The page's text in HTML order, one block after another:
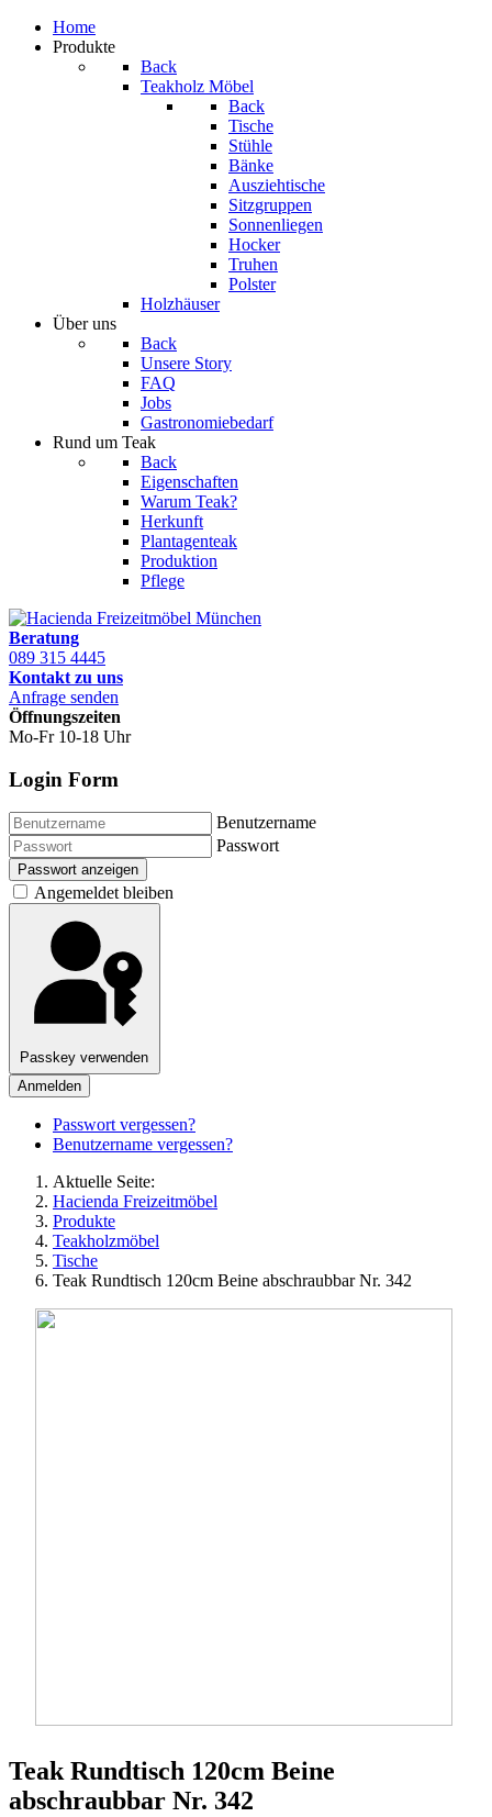
Home
Produkte
Back
Teakholz Möbel
Back
Tische
Stühle
Bänke
Ausziehtische
Sitzgruppen
Sonnenliegen
Hocker
Truhen
Polster
Holzhäuser
Über uns
Back
Unsere Story
FAQ
Jobs
Gastronomiebedarf
Rund um Teak
Back
Eigenschaften
Warum Teak?
Herkunft
Plantagenteak
Produktion
Pflege
Beratung
089 315 4445
Kontakt zu uns
Anfrage senden
Öffnungszeiten
Mo-Fr 10-18 Uhr
Login Form
Benutzername
Passwort
Passwort anzeigen
Angemeldet bleiben
Passkey verwenden
Anmelden
Passwort vergessen?
Benutzername vergessen?
Aktuelle Seite:
Hacienda Freizeitmöbel
Produkte
Teakholzmöbel
Tische
Teak Rundtisch 120cm Beine abschraubbar Nr. 342
Teak Rundtisch 120cm Beine
abschraubbar Nr. 342